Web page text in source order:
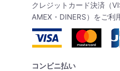
クレジットカード決済（
AMEX・DINERS）をご利
コンビニ払い